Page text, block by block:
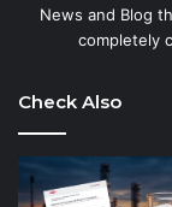
News and Blog
completely
Check Also